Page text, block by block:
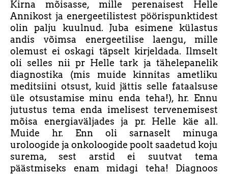
Kirna mõisasse, mille perenaisest Helle
Annikost ja energeetilistest pöörispunktidest
olin palju kuulnud. Juba esimene külastus
andis võimsa energeetilise laengu, mille
olemust ei oskagi täpselt kirjeldada. Ilmselt
oli selles nii pr Helle tark ja tähelepanelik
diagnostika (mis muide kinnitas ametliku
meditsiini otsust, kuid jättis selle fataalsuse
üle otsustamise minu enda teha!), hr. Ennu
jutustus tema enda imelisest tervenemisest
mõisa energiaväljades ja pr. Helle käe all.
Muide hr. Enn oli sarnaselt minuga
uroloogide ja onkoloogide poolt saadetud koju
surema, sest arstid ei suutvat tema
päästmiseks enam midagi teha! Diagnoos